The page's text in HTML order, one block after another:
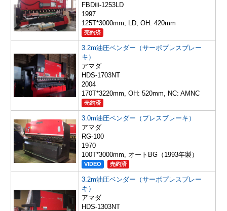
FBDⅢ-1253LD
1997
125T*3000mm, LD, OH: 420mm
売約済
3.2m油圧ベンダー（サーボプレスブレー
キ）
アマダ
HDS-1703NT
2004
170T*3220mm, OH: 520mm, NC: AMNC
売約済
3.0m油圧ベンダー（プレスブレーキ）
アマダ
RG-100
1970
100T*3000mm, オートBG（1993年製）
VIDEO 売約済
3.2m油圧ベンダー（サーボプレスブレー
キ）
アマダ
HDS-1303NT